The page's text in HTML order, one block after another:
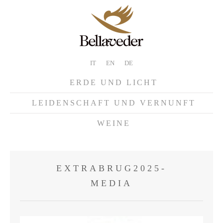
IT EN DE
ERDE UND LICHT
LEIDENSCHAFT UND VERNUNFT
WEINE
EXTRABRUG2025-
MEDIA